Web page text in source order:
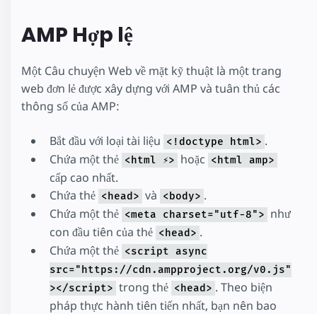
AMP Hợp lệ
Một Câu chuyện Web về mặt kỹ thuật là một trang
web đơn lẻ được xây dựng với AMP và tuân thủ các
thông số của AMP:
Bắt đầu với loại tài liệu <!doctype html> .
Chứa một thẻ <html ⚡> hoặc <html amp>
cấp cao nhất.
Chứa thẻ <head> và <body> .
Chứa một thẻ <meta charset="utf-8"> như
con đầu tiên của thẻ <head> .
Chứa một thẻ <script async
src="https://cdn.ampproject.org/v0.js"
></script> trong thẻ <head> . Theo biện
pháp thực hành tiên tiến nhất, bạn nên bao